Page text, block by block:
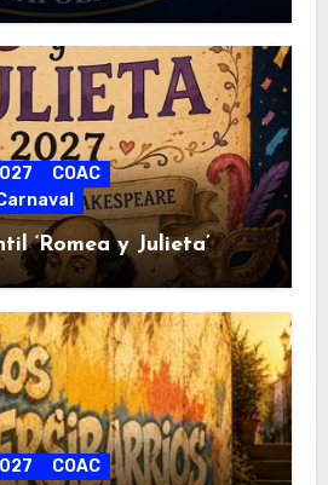
COAC
‘Romea y Julieta’
COAC